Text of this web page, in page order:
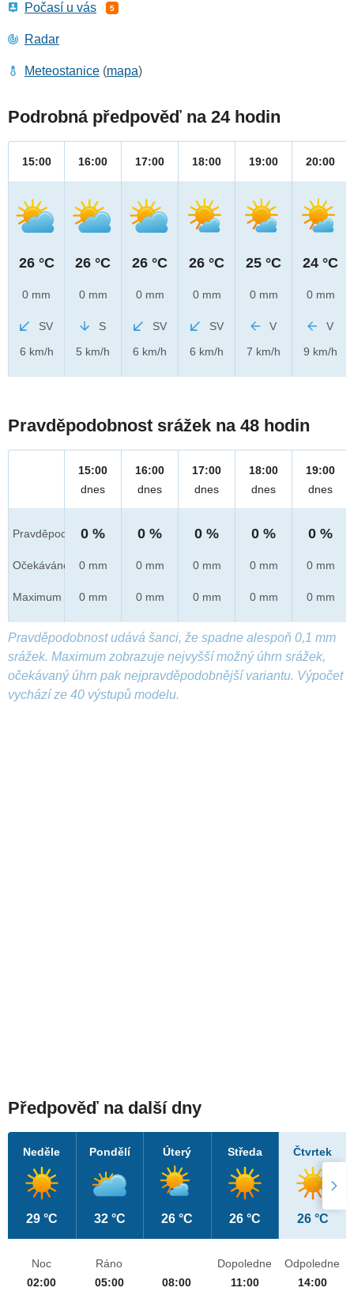
Počasí u vás 5
Radar
Meteostanice (mapa)
Podrobná předpověď na 24 hodin
15:00
26 °C
0 mm
SV
6 km/h
16:00
26 °C
0 mm
S
5 km/h
17:00
26 °C
0 mm
SV
6 km/h
18:00
26 °C
0 mm
SV
6 km/h
19:00
25 °C
0 mm
V
7 km/h
20:00
24 °C
0 mm
V
9 km/h
Pravděpodobnost srážek na 48 hodin
Pravděpod.
Očekáváno
Maximum
15:00
dnes
0 %
0 mm
0 mm
16:00
dnes
0 %
0 mm
0 mm
17:00
dnes
0 %
0 mm
0 mm
18:00
dnes
0 %
0 mm
0 mm
19:00
dnes
0 %
0 mm
0 mm
Pravděpodobnost udává šanci, že spadne alespoň 0,1 mm
srážek. Maximum zobrazuje nejvyšší možný úhrn srážek,
očekávaný úhrn pak nejpravděpodobnější variantu. Výpočet
vychází ze 40 výstupů modelu.
Předpověď na další dny
Neděle
29 °C
Pondělí
32 °C
Úterý
26 °C
Středa
26 °C
Čtvrtek
26 °C
Noc
02:00
Ráno
05:00
08:00
Dopoledne
11:00
Odpoledne
14:00